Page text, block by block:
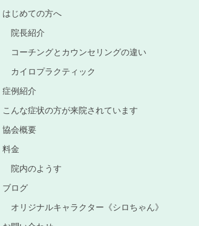
はじめての方へ
院長紹介
コーチングとカウンセリングの違い
カイロプラクティック
症例紹介
こんな症状の方が来院されています
協会概要
料金
院内のようす
ブログ
オリジナルキャラクター《シロちゃん》